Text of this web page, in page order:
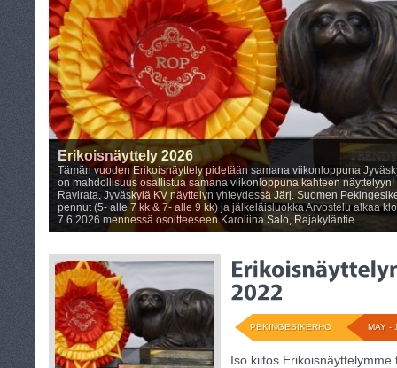
Erikoisnäyttely 2026
Tämän vuoden Erikoisnäyttely pidetään samana viikonloppuna
Ravirata, Jyväskylä KV näyttelyn yhteydessä Järj. Suomen
pennut (5- alle 7 kk & 7- alle 9 kk) ja jälkeläisluokka Arvostelu alkaa
7.6.2026 mennessä osoitteeseen Karoliina Salo, Rajakyläntie ...
MAY -
PEKINGESIKERHO
Iso kiitos